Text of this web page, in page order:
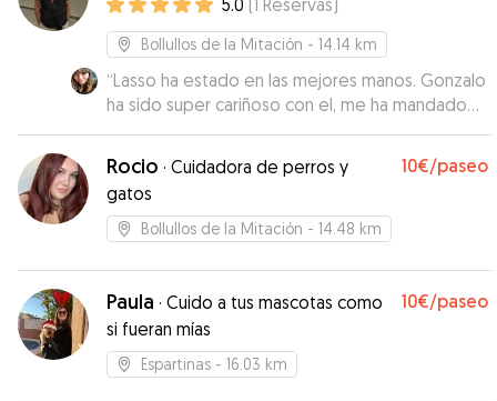
5.0 (1 Reservas)
Bollullos de la Mitación - 14.14 km
“Lasso ha estado en las mejores manos. Gonzalo
ha sido super cariñoso con el, me ha mandado
todo el tiempo videos de lo bien que se lo
pasaba Lasso con Dante, su labrador.. El trato con
Gonzalo ha sido impecable, super amable y
cercano. Sin duda repetiremos.
Rocio · Cuidadora de perros y
gatos
10€/paseo
Bollullos de la Mitación - 14.48 km
Paula · Cuido a tus mascotas como
si fueran mías
10€/paseo
Espartinas - 16.03 km